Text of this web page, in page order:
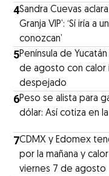
4Sandra Cuevas
Granja VIP’: ‘Sí iría a
conozcan’
5Península de
de agosto con calor
despejado
6Peso se alista para
dólar: Así cotiza en
7CDMX y Edomex
por la mañana y
viernes 7 de agosto